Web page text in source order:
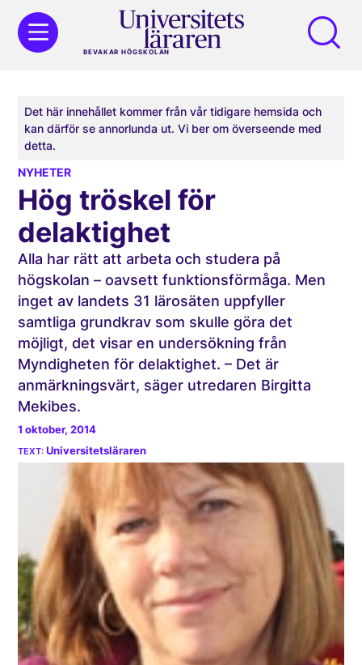
BEVAKAR HÖGSKOLAN
Det här innehållet kommer från vår tidigare hemsida och
kan därför se annorlunda ut. Vi ber om överseende med
detta.
NYHETER
Hög tröskel för
delaktighet
Alla har rätt att arbeta och studera på
högskolan – oavsett funktionsförmåga. Men
inget av landets 31 lärosäten uppfyller
samtliga grundkrav som skulle göra det
möjligt, det visar en undersökning från
Myndigheten för delaktighet. – Det är
anmärkningsvärt, säger utredaren Birgitta
Mekibes.
1 oktober, 2014
Universitetsläraren